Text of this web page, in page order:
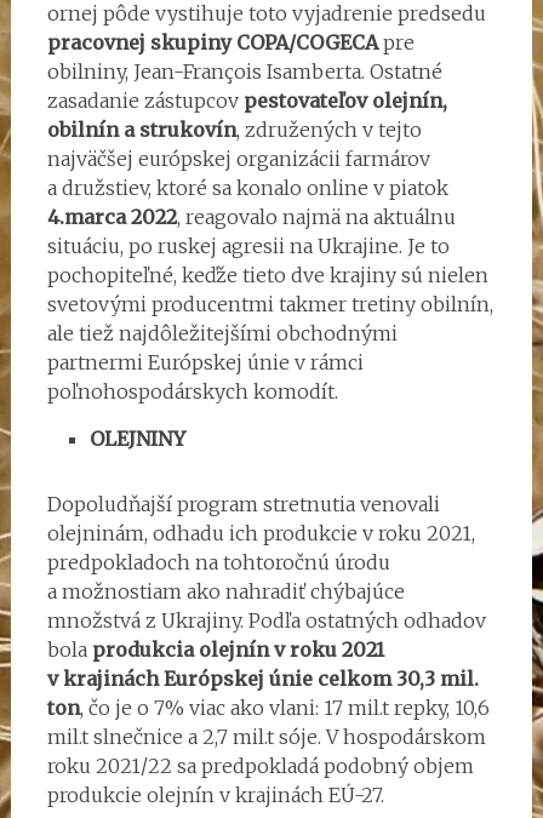
ornej pôde vystihuje toto vyjadrenie predsedu
pracovnej skupiny COPA/COGECApre
obilniny, Jean-François Isamberta. Ostatné
zasadanie zástupcov pestovateľov olejnín,
obilnín a strukovín, združených v tejto
najväčšej európskej organizácii farmárov
a družstiev, ktoré sa konalo online v piatok
4.marca 2022, reagovalo najmä na aktuálnu
situáciu, po ruskej agresii na Ukrajine. Je to
pochopiteľné, keďže tieto dve krajiny sú nielen
svetovými producentmi takmer tretiny obilnín,
ale tiež najdôležitejšími obchodnými
partnermi Európskej únie v rámci
poľnohospodárskych komodít.
OLEJNINY
Dopoludňajší program stretnutia venovali
olejninám, odhadu ich produkcie v roku 2021,
predpokladoch na tohtoročnú úrodu
a možnostiam ako nahradiť chýbajúce
množstvá z Ukrajiny. Podľa ostatných odhadov
bola produkcia olejnín v roku 2021
v krajinách Európskej únie celkom 30,3 mil.
ton, čo je o 7% viac ako vlani: 17 mil.t repky, 10,6
mil.t slnečnice a 2,7 mil.t sóje. V hospodárskom
roku 2021/22 sa predpokladá podobný objem
produkcie olejnín v krajinách EÚ-27.